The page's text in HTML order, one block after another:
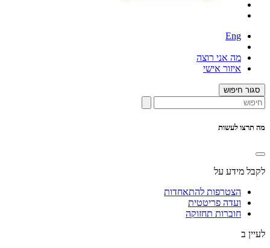
Eng
מה אני רוצה
איזור אישי
סגור חיפוש
מה תרצו לעשות
לקבל מידע על
הצטרפות להתאחדות
ועדה פריטטית
חוברות תחזוקה
לעיין ב